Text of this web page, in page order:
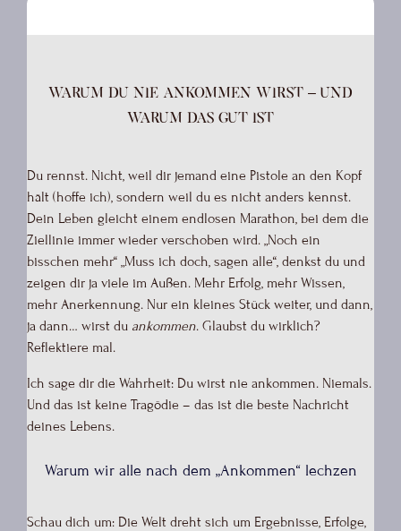
Warum du nie ankommen wirst – und
warum das gut ist
Du rennst. Nicht, weil dir jemand eine Pistole an den Kopf
hält (hoffe ich), sondern weil du es nicht anders kennst.
Dein Leben gleicht einem endlosen Marathon, bei dem die
Ziellinie immer wieder verschoben wird. „Noch ein
bisschen mehr“ „Muss ich doch, sagen alle“, denkst du und
zeigen dir ja viele im Außen. Mehr Erfolg, mehr Wissen,
mehr Anerkennung. Nur ein kleines Stück weiter, und dann,
ja dann… wirst du ankommen. Glaubst du wirklich?
Reflektiere mal.
Ich sage dir die Wahrheit: Du wirst nie ankommen. Niemals.
Und das ist keine Tragödie – das ist die beste Nachricht
deines Lebens.
Warum wir alle nach dem „Ankommen“ lechzen
Schau dich um: Die Welt dreht sich um Ergebnisse, Erfolge,